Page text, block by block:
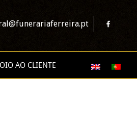
AO CLIENTE